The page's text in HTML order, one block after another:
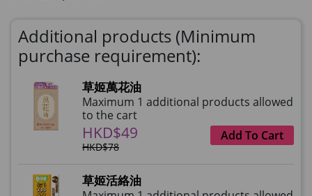
Additional products (Minimum
purchase requirement):
草姬萬花油
Maximum 1 additional products allowed
to the cart
HKD$49
HKD$78
Add To Cart
草姬活絡油